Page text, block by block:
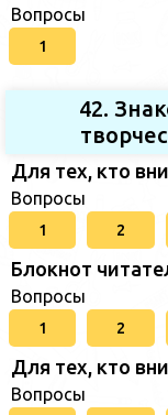
Вопросы
1
42.
Для тех, кто
Вопросы
1 2
Блокнот
Вопросы
1 2
Для тех, кто
Вопросы